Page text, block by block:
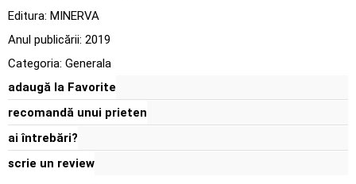
Editura: MINERVA
Anul publicării: 2019
Categoria: Generala
adaugă la Favorite
recomandă unui prieten
ai întrebări?
scrie un review